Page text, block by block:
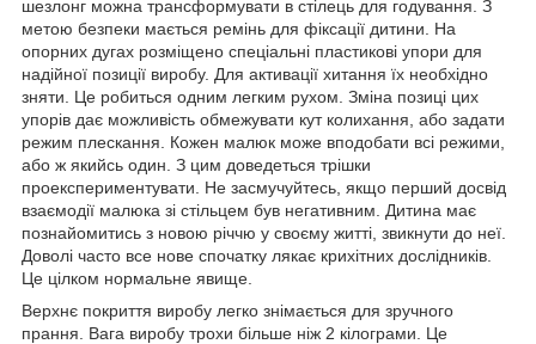
шезлонг можна трансформувати в стілець для годування. З
метою безпеки мається ремінь для фіксації дитини. На
опорних дугах розміщено спеціальні пластикові упори для
надійної позиції виробу. Для активації хитання їх необхідно
зняти. Це робиться одним легким рухом. Зміна позиці цих
упорів дає можливість обмежувати кут колихання, або задати
режим плескання. Кожен малюк може вподобати всі режими,
або ж якийсь один. З цим доведеться трішки
проекспериментувати. Не засмучуйтесь, якщо перший досвід
взаємодії малюка зі стільцем був негативним. Дитина має
познайомитись з новою річчю у своєму житті, звикнути до неї.
Доволі часто все нове спочатку лякає крихітних дослідників.
Це цілком нормальне явище.
Верхнє покриття виробу легко знімається для зручного
прання. Вага виробу трохи більше ніж 2 кілограми. Це